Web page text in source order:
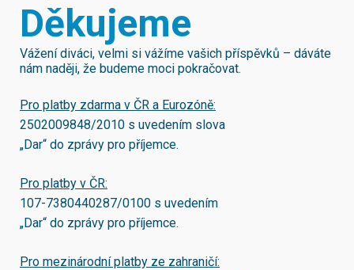
Děkujeme
Vážení diváci, velmi si vážíme vašich příspěvků – dáváte
nám naději, že budeme moci pokračovat.
Pro platby zdarma v ČR a Eurozóně:
2502009848/2010 s uvedením slova
„Dar“ do zprávy pro příjemce.
Pro platby v ČR:
107-7380440287/0100 s uvedením
„Dar“ do zprávy pro příjemce.
Pro mezinárodní platby ze zahraničí: